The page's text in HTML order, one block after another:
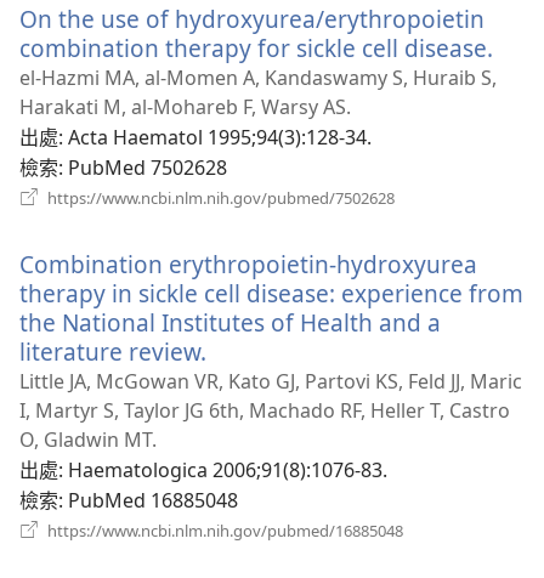
視
窗）
On the use of hydroxyurea/erythropoietin
combination therapy for sickle cell disease.
啟
el-Hazmi MA, al-Momen A, Kandaswamy S, Huraib S,
Harakati M, al-Mohareb F, Warsy AS.
出處‎: Acta Haematol 1995;94(3):128-34.
檢索‎: PubMed 7502628
https://www.ncbi.nlm.nih.gov/pubmed/7502628
視
窗）
Combination erythropoietin-hydroxyurea
therapy in sickle cell disease: experience from
the National Institutes of Health and a
literature review.
啟
新
窗）
Little JA, McGowan VR, Kato GJ, Partovi KS, Feld JJ, Maric
I, Martyr S, Taylor JG 6th, Machado RF, Heller T, Castro
O, Gladwin MT.
出處‎: Haematologica 2006;91(8):1076-83.
檢索‎: PubMed 16885048
https://www.ncbi.nlm.nih.gov/pubmed/16885048